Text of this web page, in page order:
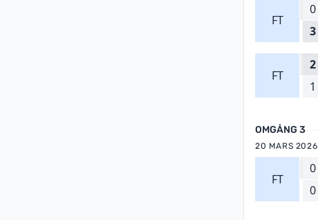
FT
0
3
FT
2
1
OMGÅNG 3
20 MARS 2026
FT
0
0